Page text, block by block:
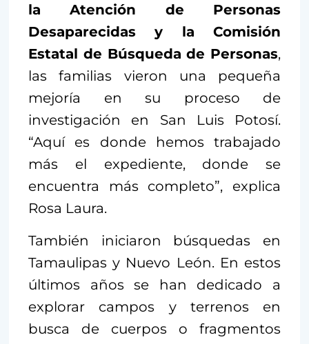
la Atención de Personas
Desaparecidas y la Comisión
Estatal de Búsqueda de Personas,
las familias vieron una pequeña
mejoría en su proceso de
investigación en San Luis Potosí.
“Aquí es donde hemos trabajado
más el expediente, donde se
encuentra más completo”, explica
Rosa Laura.
También iniciaron búsquedas en
Tamaulipas y Nuevo León. En estos
últimos años se han dedicado a
explorar campos y terrenos en
busca de cuerpos o fragmentos